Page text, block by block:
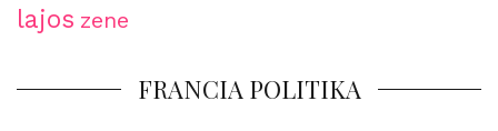
lajos zene
FRANCIA POLITIKA